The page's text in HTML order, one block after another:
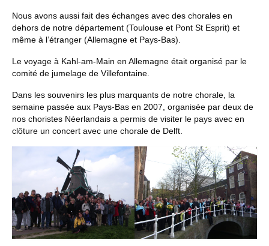
Nous avons aussi fait des échanges avec des chorales en
dehors de notre département (Toulouse et Pont St Esprit) et
même à l’étranger (Allemagne et Pays-Bas).
Le voyage à Kahl-am-Main en Allemagne était organisé par le
comité de jumelage de Villefontaine.
Dans les souvenirs les plus marquants de notre chorale, la
semaine passée aux Pays-Bas en 2007, organisée par deux de
nos choristes Néerlandais a permis de visiter le pays avec en
clôture un concert avec une chorale de Delft.